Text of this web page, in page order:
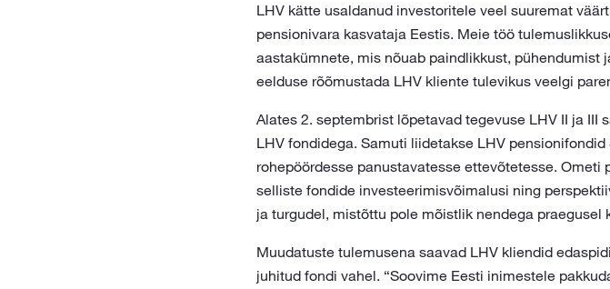
LHV kätte usaldanud investoritele veel suuremat
pensionivara kasvataja Eestis. Meie töö
aastakümnete, mis nõuab paindlikkust,
eelduse rõõmustada LHV kliente tulevikus veelgi
Alates 2. septembrist lõpetavad tegevuse LHV II ja
LHV fondidega. Samuti liidetakse LHV
rohepöördesse panustavatesse ettevõtetesse.
selliste fondide investeerimisvõimalusi ning
ja turgudel, mistõttu pole mõistlik nendega praegusel
Muudatuste tulemusena saavad LHV kliendid
juhitud fondi vahel. “Soovime Eesti inimestele